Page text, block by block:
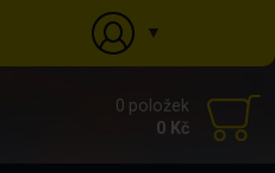
▼
0 položek
0 Kč